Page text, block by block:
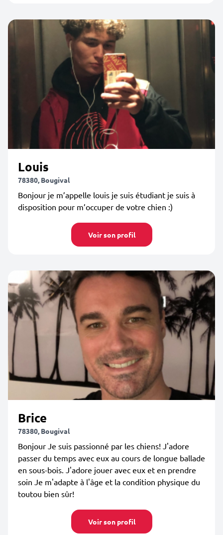
Louis
78380, Bougival
Bonjour je m’appelle louis je suis étudiant je suis à
disposition pour m’occuper de votre chien :)
Voir son profil
Brice
78380, Bougival
Bonjour Je suis passionné par les chiens! J'adore
passer du temps avec eux au cours de longue ballade
en sous-bois. J'adore jouer avec eux et en prendre
soin Je m'adapte à l'âge et la condition physique du
toutou bien sûr!
Voir son profil